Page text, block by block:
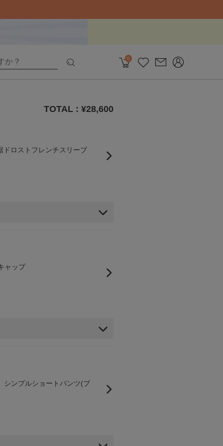
0
TOTAL : ¥28,600
ドロストフレンチスリーブ
ャップ
シンプルショートパンツ(ブ